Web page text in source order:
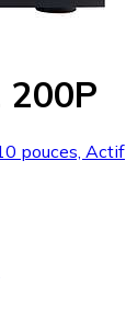
200P
pouces, Actif